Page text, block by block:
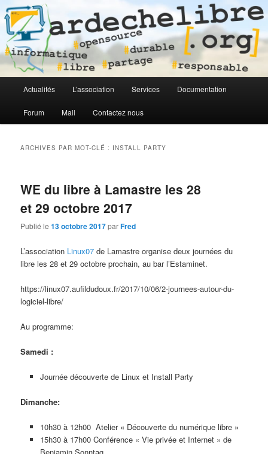
ardechelibre[.org]
Logiciel libre en Ardèche
principal
Aller
au
Aller
au
Actualités L’association Services Documentation
Forum Mail Contactez nous
ARCHIVES PAR MOT-CLÉ : INSTALL PARTY
WE du libre à Lamastre les 28
et 29 octobre 2017
Publié le13 octobre 2017parFred
L’association Linux07 de Lamastre organise deux journées du
libre les 28 et 29 octobre prochain, au bar l’Estaminet.
https://linux07.aufildudoux.fr/2017/10/06/2-journees-autour-du-
logiciel-libre/
Au programme:
Samedi :
Journée découverte de Linux et Install Party
Dimanche:
10h30 à 12h00 Atelier « Découverte du numérique libre »
15h30 à 17h00 Conférence « Vie privée et Internet » de